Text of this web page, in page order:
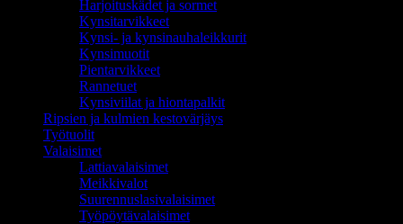
Harjoituskädet ja sormet
Kynsitarvikkeet
Kynsi- ja kynsinauhaleikkurit
Kynsimuotit
Pientarvikkeet
Rannetuet
Kynsiviilat ja hiontapalkit
Ripsien ja kulmien kestovärjäys
Työtuolit
Valaisimet
Lattiavalaisimet
Meikkivalot
Suurennuslasivalaisimet
Työpöytävalaisimet